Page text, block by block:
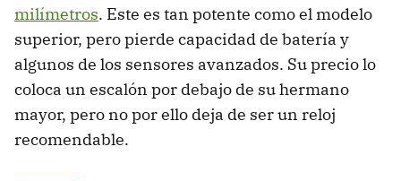
milímetros. Este es tan potente como el modelo
superior, pero pierde capacidad de batería y
algunos de los sensores avanzados. Su precio lo
coloca un escalón por debajo de su hermano
mayor, pero no por ello deja de ser un reloj
recomendable.